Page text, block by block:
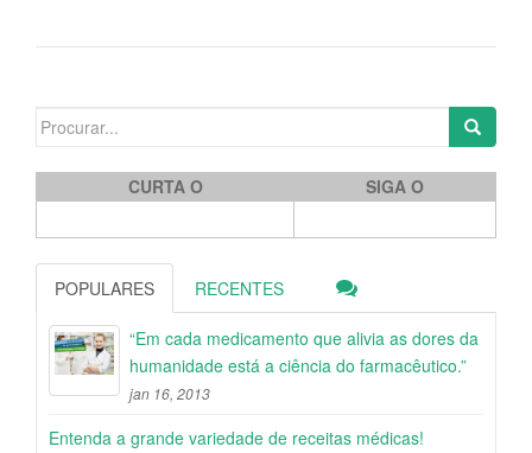
Search for:
CURTA O SIGA O
POPULARES RECENTES
“Em cada medicamento que alivia as dores da
humanidade está a ciência do farmacêutico.”
jan 16, 2013
Entenda a grande variedade de receitas médicas!